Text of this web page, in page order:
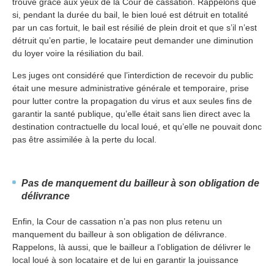
si, pendant la durée du bail, le bien loué est détruit en totalité
par un cas fortuit, le bail est résilié de plein droit et que s’il n’est
détruit qu’en partie, le locataire peut demander une diminution
du loyer voire la résiliation du bail.
Les juges ont considéré que l’interdiction de recevoir du public
était une mesure administrative générale et temporaire, prise
pour lutter contre la propagation du virus et aux seules fins de
garantir la santé publique, qu’elle était sans lien direct avec la
destination contractuelle du local loué, et qu’elle ne pouvait donc
pas être assimilée à la perte du local.
Pas de manquement du bailleur à son obligation de
délivrance
Enfin, la Cour de cassation n’a pas non plus retenu un
manquement du bailleur à son obligation de délivrance.
Rappelons, là aussi, que le bailleur a l’obligation de délivrer le
local loué à son locataire et de lui en garantir la jouissance